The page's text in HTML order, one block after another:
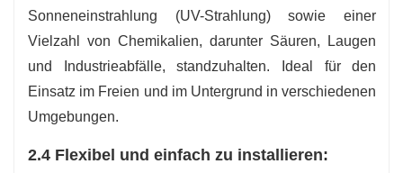
Sonneneinstrahlung (UV-Strahlung) sowie einer
Vielzahl von Chemikalien, darunter Säuren, Laugen
und Industrieabfälle, standzuhalten. Ideal für den
Einsatz im Freien und im Untergrund in verschiedenen
Umgebungen.
2.4 Flexibel und einfach zu installieren: